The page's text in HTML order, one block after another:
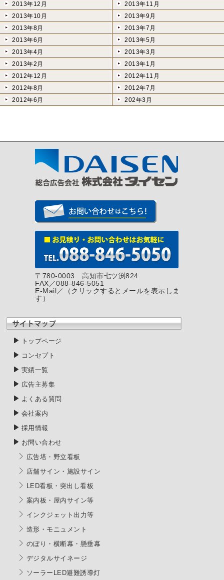
2013年12月
2013年11月
2013年10月
2013年9月
2013年8月
2013年7月
2013年6月
2013年5月
2013年4月
2013年3月
2013年2月
2013年1月
2012年12月
2012年11月
2012年8月
2012年7月
2012年6月
202年3月
〒780-0003 高知市七ツ渕824
FAX／088-846-5051
E-Mail／
（クリックするとメールを表示しま
す）
トップページ
コンセプト
実績一覧
広告主募集
よくある質問
会社案内
採用情報
お問い合わせ
広告塔・野立看板
店舗サイン・施設サイン
LED看板・突出し看板
案内板・屋内サイン等
インクジェット出力等
造形・モニュメント
のぼり・横断幕・懸垂幕
デジタルサイネージ
ソーラーLED避難誘導灯